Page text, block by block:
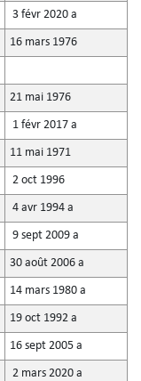
3 févr 2020 a
16 mars 1976
21 mai 1976
1 févr 2017 a
11 mai 1971
2 oct 1996
4 avr 1994 a
9 sept 2009 a
30 août 2006 a
14 mars 1980 a
19 oct 1992 a
16 sept 2005 a
2 mars 2020 a